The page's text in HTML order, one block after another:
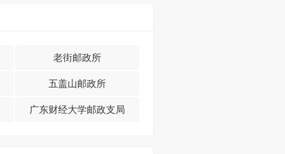
老街邮政所
五盖山邮政所
广东财经大学邮政支局